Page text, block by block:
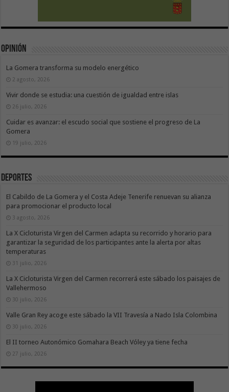
Opinión
La Gomera transforma su modelo energético
2 agosto, 2026
Vivir donde se estudia: una cuestión de igualdad entre islas
26 julio, 2026
Cuidar es avanzar: el escudo social que sostiene el progreso de La
Gomera
19 julio, 2026
Deportes
El Cabildo de La Gomera y el Costa Adeje Tenerife renuevan su alianza
para promocionar el producto local
3 agosto, 2026
La X Cicloturista Virgen del Carmen adapta su recorrido y horario para
garantizar la seguridad de los participantes ante la alerta por altas
temperaturas
31 julio, 2026
La X Cicloturista Virgen del Carmen recorrerá este sábado los paisajes de
Vallehermoso
30 julio, 2026
Valle Gran Rey acoge este sábado la VII Travesía a Nado Isla Colombina
30 julio, 2026
El II torneo Autonómico Gomahara Beach Vóley ya tiene fecha
27 julio, 2026